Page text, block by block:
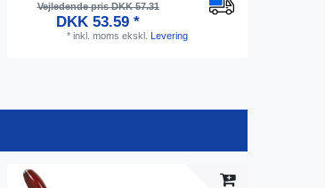
Vejledende pris DKK 57.31
DKK 53.59 *
* inkl. moms ekskl. Levering